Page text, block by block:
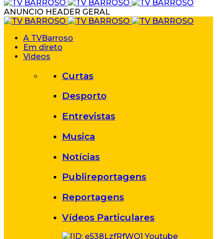
ANUNCIO HEADER GERAL
A TVBarroso
Em direto
Vídeos
Curtas
Desporto
Entrevistas
Musica
Notícias
Publireportagens
Reportagens
Vídeos Particulares